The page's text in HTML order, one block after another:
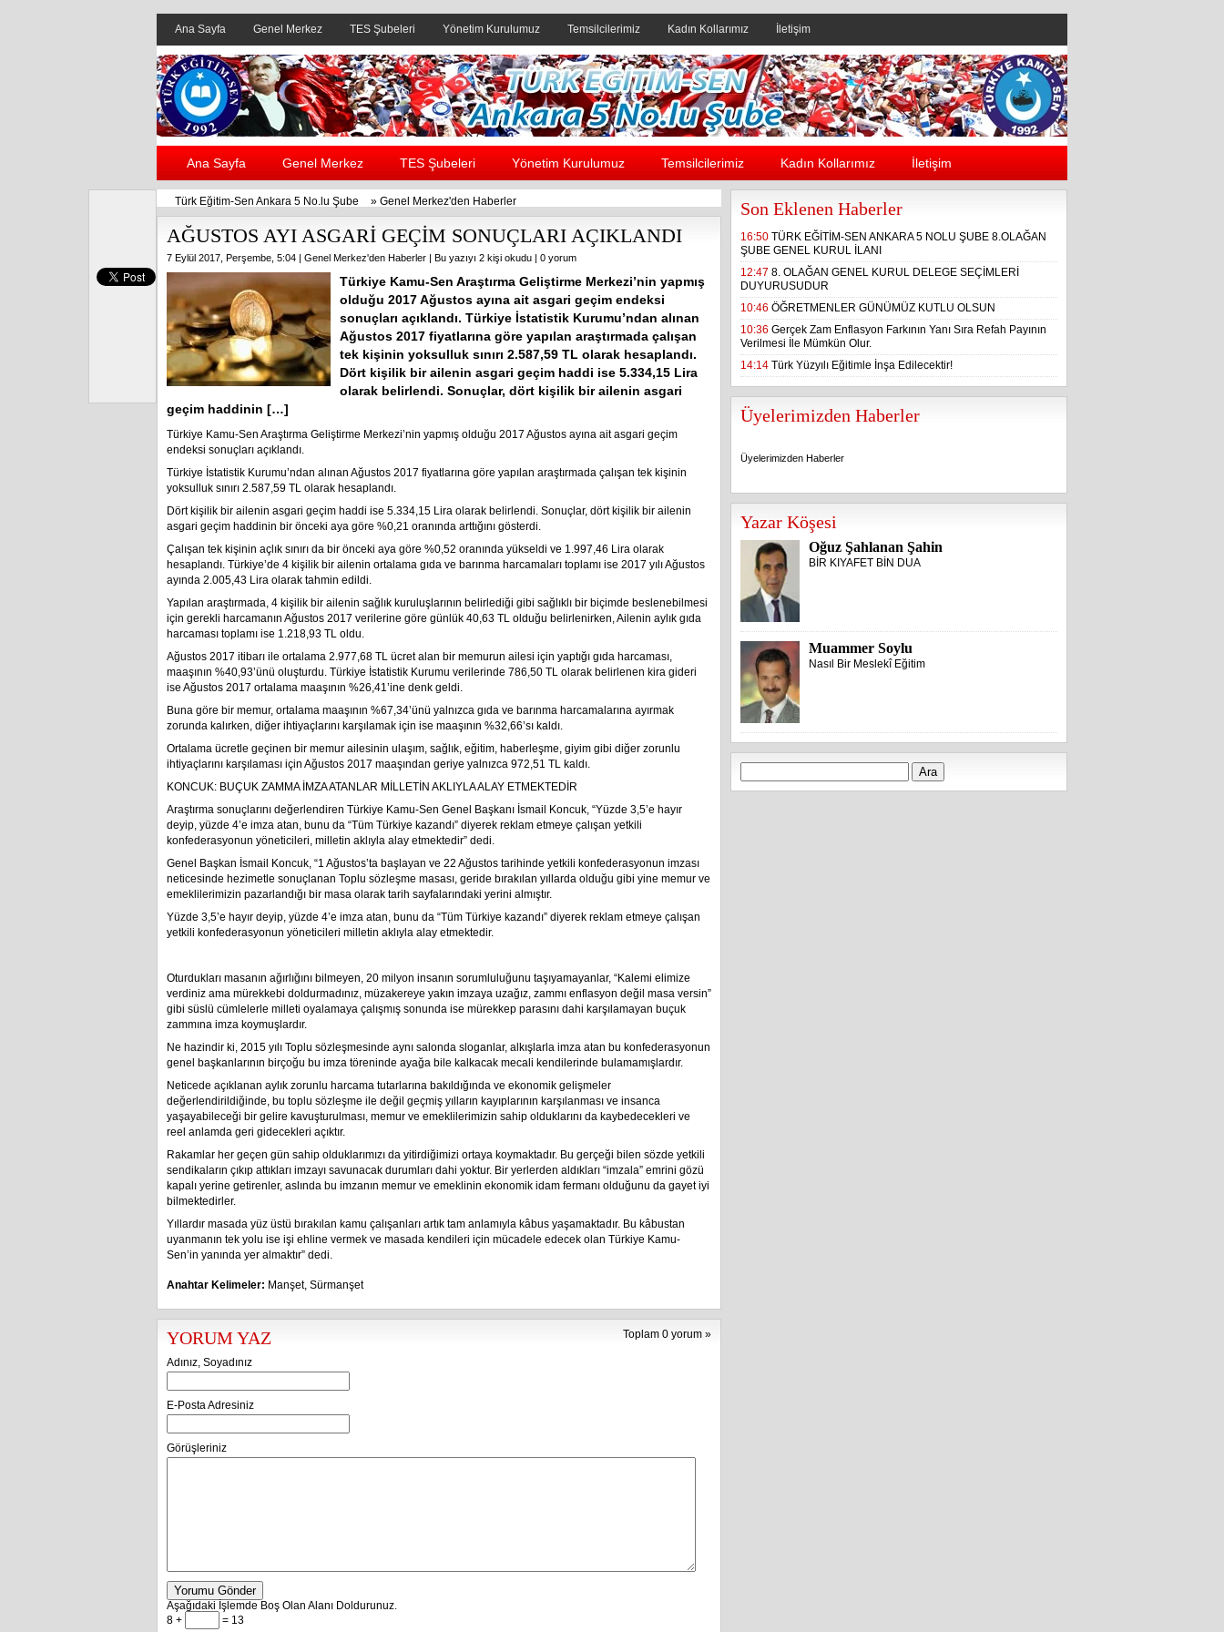
Ana Sayfa Genel Merkez TES Şubeleri Yönetim Kurulumuz Temsilcilerimiz Kadın Kollarımız İletişim
Header yanı reklam alanı
Ana Sayfa Genel Merkez TES Şubeleri Yönetim Kurulumuz Temsilcilerimiz Kadın Kollarımız İletişim
Türk Eğitim-Sen Ankara 5 No.lu Şube » Genel Merkez'den Haberler
AĞUSTOS AYI ASGARİ GEÇİM SONUÇLARI AÇIKLANDI
7 Eylül 2017, Perşembe, 5:04 | Genel Merkez'den Haberler | Bu yazıyı 2 kişi okudu | 0 yorum
Türkiye Kamu-Sen Araştırma Geliştirme Merkezi’nin yapmış
olduğu 2017 Ağustos ayına ait asgari geçim endeksi
sonuçları açıklandı. Türkiye İstatistik Kurumu’ndan alınan
Ağustos 2017 fiyatlarına göre yapılan araştırmada çalışan
tek kişinin yoksulluk sınırı 2.587,59 TL olarak hesaplandı.
Dört kişilik bir ailenin asgari geçim haddi ise 5.334,15 Lira
olarak belirlendi. Sonuçlar, dört kişilik bir ailenin asgari
geçim haddinin […]
Türkiye Kamu-Sen Araştırma Geliştirme Merkezi’nin yapmış olduğu 2017 Ağustos ayına ait asgari geçim
endeksi sonuçları açıklandı.
Türkiye İstatistik Kurumu’ndan alınan Ağustos 2017 fiyatlarına göre yapılan araştırmada çalışan tek kişinin
yoksulluk sınırı 2.587,59 TL olarak hesaplandı.
Dört kişilik bir ailenin asgari geçim haddi ise 5.334,15 Lira olarak belirlendi. Sonuçlar, dört kişilik bir ailenin
asgari geçim haddinin bir önceki aya göre %0,21 oranında arttığını gösterdi.
Çalışan tek kişinin açlık sınırı da bir önceki aya göre %0,52 oranında yükseldi ve 1.997,46 Lira olarak
hesaplandı. Türkiye’de 4 kişilik bir ailenin ortalama gıda ve barınma harcamaları toplamı ise 2017 yılı Ağustos
ayında 2.005,43 Lira olarak tahmin edildi.
Yapılan araştırmada, 4 kişilik bir ailenin sağlık kuruluşlarının belirlediği gibi sağlıklı bir biçimde beslenebilmesi
için gerekli harcamanın Ağustos 2017 verilerine göre günlük 40,63 TL olduğu belirlenirken, Ailenin aylık gıda
harcaması toplamı ise 1.218,93 TL oldu.
Ağustos 2017 itibarı ile ortalama 2.977,68 TL ücret alan bir memurun ailesi için yaptığı gıda harcaması,
maaşının %40,93’ünü oluşturdu. Türkiye İstatistik Kurumu verilerinde 786,50 TL olarak belirlenen kira gideri
ise Ağustos 2017 ortalama maaşının %26,41’ine denk geldi.
Buna göre bir memur, ortalama maaşının %67,34’ünü yalnızca gıda ve barınma harcamalarına ayırmak
zorunda kalırken, diğer ihtiyaçlarını karşılamak için ise maaşının %32,66’sı kaldı.
Ortalama ücretle geçinen bir memur ailesinin ulaşım, sağlık, eğitim, haberleşme, giyim gibi diğer zorunlu
ihtiyaçlarını karşılaması için Ağustos 2017 maaşından geriye yalnızca 972,51 TL kaldı.
KONCUK: BUÇUK ZAMMA İMZA ATANLAR MİLLETİN AKLIYLA ALAY ETMEKTEDİR
Araştırma sonuçlarını değerlendiren Türkiye Kamu-Sen Genel Başkanı İsmail Koncuk, “Yüzde 3,5’e hayır
deyip, yüzde 4’e imza atan, bunu da “Tüm Türkiye kazandı” diyerek reklam etmeye çalışan yetkili
konfederasyonun yöneticileri, milletin aklıyla alay etmektedir” dedi.
Genel Başkan İsmail Koncuk, “1 Ağustos’ta başlayan ve 22 Ağustos tarihinde yetkili konfederasyonun imzası
neticesinde hezimetle sonuçlanan Toplu sözleşme masası, geride bırakılan yıllarda olduğu gibi yine memur ve
emeklilerimizin pazarlandığı bir masa olarak tarih sayfalarındaki yerini almıştır.
Yüzde 3,5’e hayır deyip, yüzde 4’e imza atan, bunu da “Tüm Türkiye kazandı” diyerek reklam etmeye çalışan
yetkili konfederasyonun yöneticileri milletin aklıyla alay etmektedir.
Oturdukları masanın ağırlığını bilmeyen, 20 milyon insanın sorumluluğunu taşıyamayanlar, “Kalemi elimize
verdiniz ama mürekkebi doldurmadınız, müzakereye yakın imzaya uzağız, zammı enflasyon değil masa versin”
gibi süslü cümlelerle milleti oyalamaya çalışmış sonunda ise mürekkep parasını dahi karşılamayan buçuk
zammına imza koymuşlardır.
Ne hazindir ki, 2015 yılı Toplu sözleşmesinde aynı salonda sloganlar, alkışlarla imza atan bu konfederasyonun
genel başkanlarının birçoğu bu imza töreninde ayağa bile kalkacak mecali kendilerinde bulamamışlardır.
Neticede açıklanan aylık zorunlu harcama tutarlarına bakıldığında ve ekonomik gelişmeler
değerlendirildiğinde, bu toplu sözleşme ile değil geçmiş yılların kayıplarının karşılanması ve insanca
yaşayabileceği bir gelire kavuşturulması, memur ve emeklilerimizin sahip olduklarını da kaybedecekleri ve
reel anlamda geri gidecekleri açıktır.
Rakamlar her geçen gün sahip olduklarımızı da yitirdiğimizi ortaya koymaktadır. Bu gerçeği bilen sözde yetkili
sendikaların çıkıp attıkları imzayı savunacak durumları dahi yoktur. Bir yerlerden aldıkları “imzala” emrini gözü
kapalı yerine getirenler, aslında bu imzanın memur ve emeklinin ekonomik idam fermanı olduğunu da gayet iyi
bilmektedirler.
Yıllardır masada yüz üstü bırakılan kamu çalışanları artık tam anlamıyla kâbus yaşamaktadır. Bu kâbustan
uyanmanın tek yolu ise işi ehline vermek ve masada kendileri için mücadele edecek olan Türkiye Kamu-
Sen’in yanında yer almaktır” dedi.
Anahtar Kelimeler: Manşet, Sürmanşet
Toplam 0 yorum »
YORUM YAZ
Adınız, Soyadınız
E-Posta Adresiniz
Görüşleriniz
Yorumu Gönder
Aşağıdaki İşlemde Boş Olan Alanı Doldurunuz.
8 +
= 13
Son Eklenen Haberler
16:50 TÜRK EĞİTİM-SEN ANKARA 5 NOLU ŞUBE 8.OLAĞAN
ŞUBE GENEL KURUL İLANI
12:47 8. OLAĞAN GENEL KURUL DELEGE SEÇİMLERİ
DUYURUSUDUR
10:46 ÖĞRETMENLER GÜNÜMÜZ KUTLU OLSUN
10:36 Gerçek Zam Enflasyon Farkının Yanı Sıra Refah Payının
Verilmesi İle Mümkün Olur.
14:14 Türk Yüzyılı Eğitimle İnşa Edilecektir!
Üyelerimizden Haberler
Üyelerimizden Haberler
Yazar Köşesi
Oğuz Şahlanan Şahin
BİR KIYAFET BİN DUA
Muammer Soylu
Nasıl Bir Meslekî Eğitim
Arama: